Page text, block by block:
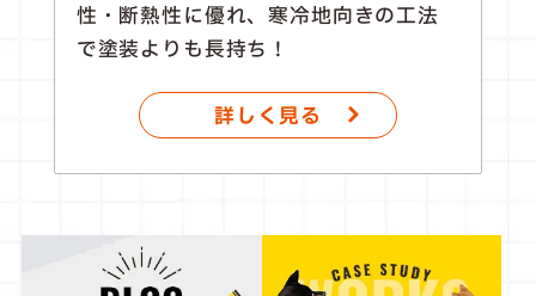
性・断熱性に優れ、寒冷地向きの工法
で塗装よりも長持ち！
詳しく見る